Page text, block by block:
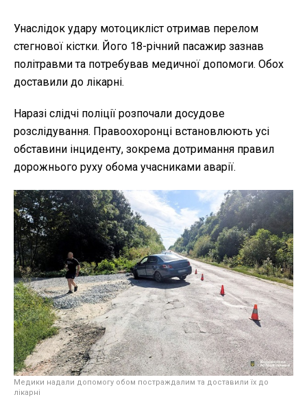
Унаслідок удару мотоцикліст отримав перелом
стегнової кістки. Його 18-річний пасажир зазнав
політравми та потребував медичної допомоги. Обох
доставили до лікарні.
Наразі слідчі поліції розпочали досудове
розслідування. Правоохоронці встановлюють усі
обставини інциденту, зокрема дотримання правил
дорожнього руху обома учасниками аварії.
Медики надали допомогу обом постраждалим та доставили їх до
лікарні